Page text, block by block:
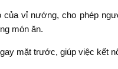
của vỉ nướng, cho phép
món ăn.
mặt trước, giúp việc kết